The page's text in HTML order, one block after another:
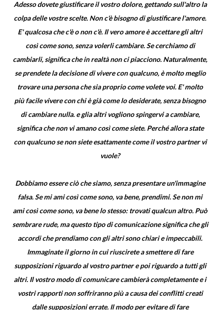
Adesso dovete giustificare il vostro dolore, gettando sull'altro la
colpa delle vostre scelte. Non c'è bisogno di giustificare l'amore.
E' qualcosa che c'è o non c'è. Il vero amore è accettare gli altri
così come sono, senza volerli cambiare. Se cerchiamo di
cambiarli, significa che in realtà non ci piacciono. Naturalmente,
se prendete la decisione di vivere con qualcuno, è molto meglio
trovare una persona che sia proprio come volete voi. E' molto
più facile vivere con chi è già come lo desiderate, senza bisogno
di cambiare nulla. e glia altri vogliono spingervi a cambiare,
significa che non vi amano così come siete. Perché allora state
con qualcuno se non siete esattamente come il vostro partner vi
vuole?
Dobbiamo essere ciò che siamo, senza presentare un'immagine
falsa. Se mi ami così come sono, va bene, prendimi. Se non mi
ami così come sono, va bene lo stesso: trovati qualcun altro. Può
sembrare rude, ma questo tipo di comunicazione significa che gli
accordi che prendiamo con gli altri sono chiari e impeccabili.
Immaginate il giorno in cui riuscirete a smettere di fare
supposizioni riguardo al vostro partner e poi riguardo a tutti gli
altri. Il vostro modo di comunicare cambierà completamente e i
vostri rapporti non soffriranno più a causa dei conflitti creati
dalle supposizioni errate. Il modo per evitare di fare